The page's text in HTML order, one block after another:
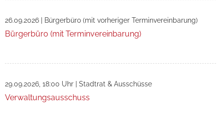
26.09.2026 Bürgerbüro (mit vorheriger Terminvereinbarung)
Bürgerbüro (mit Terminvereinbarung)
29.09.2026, 18:00 Uhr Stadtrat & Ausschüsse
Verwaltungsausschuss